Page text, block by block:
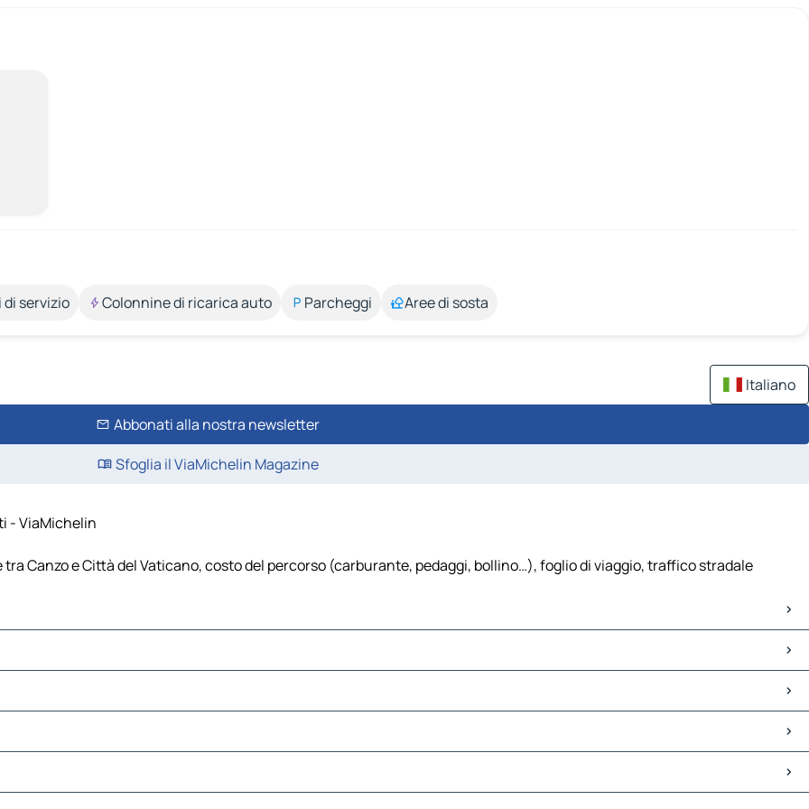
servizio Colonnine di ricarica auto Parcheggi Aree di sosta
Italiano
Abbonati alla nostra newsletter
Sfoglia il ViaMichelin Magazine
- ViaMichelin
Canzo e Città del Vaticano, costo del percorso (carburante, pedaggi, bollino…), foglio di viaggio, traffico stradale